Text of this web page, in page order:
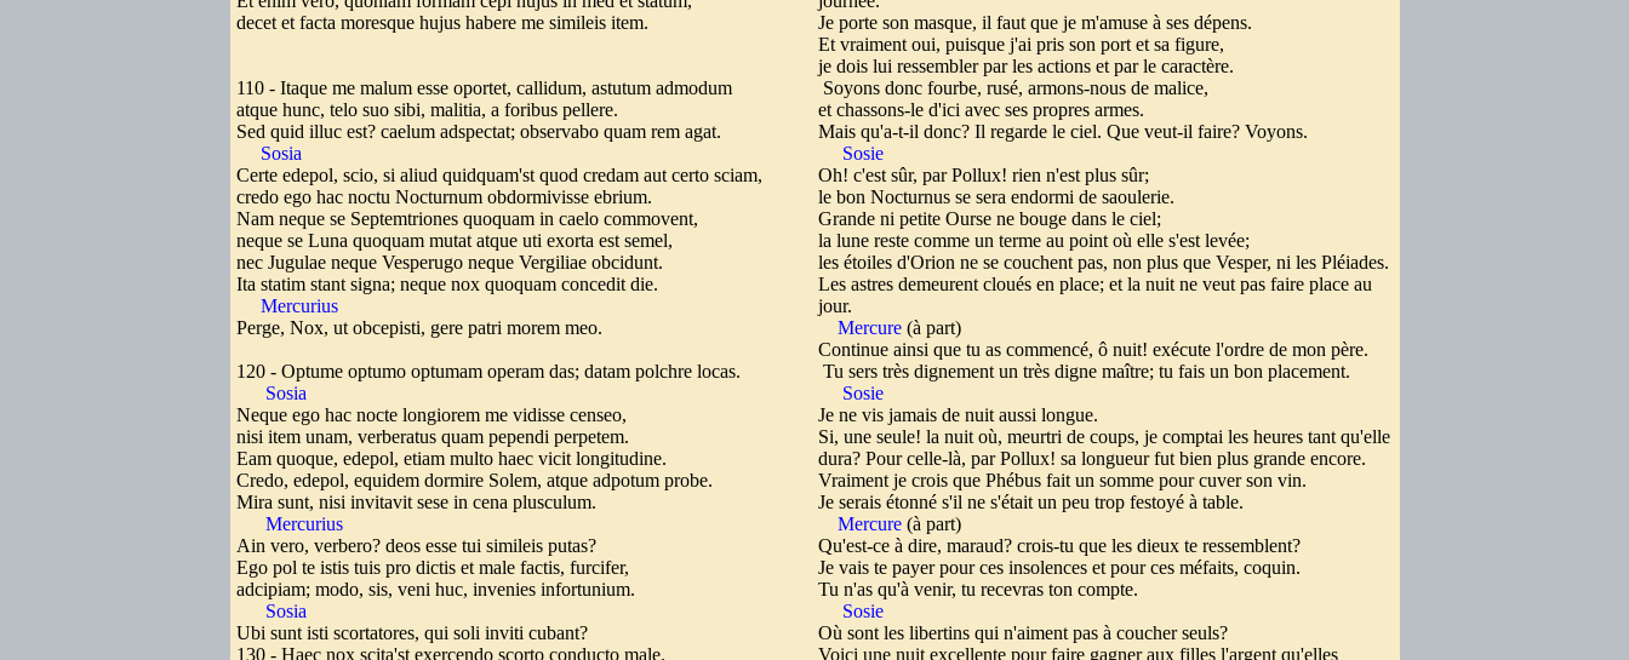
decet et facta moresque hujus habere me simileis item.
Je porte son masque, il faut que je m'amuse à ses dépens.
Et vraiment oui, puisque j'ai pris son port et sa figure,
je dois lui ressembler par les actions et par le caractère.
110 - Itaque me malum esse oportet, callidum, astutum admodum
atque hunc, telo suo sibi, malitia, a foribus pellere.
Sed quid illuc est? caelum adspectat; observabo quam rem agat.
Sosia
Certe edepol, scio, si aliud quidquam'st quod credam aut certo sciam,
credo ego hac noctu Nocturnum obdormivisse ebrium.
Nam neque se Septemtriones quoquam in caelo commovent,
neque se Luna quoquam mutat atque uti exorta est semel,
nec Jugulae neque Vesperugo neque Vergiliae obcidunt.
Ita statim stant signa; neque nox quoquam concedit die.
Mercurius
Perge, Nox, ut obcepisti, gere patri morem meo.
Soyons donc fourbe, rusé, armons-nous de malice,
et chassons-le d'ici avec ses propres armes.
Mais qu'a-t-il donc? Il regarde le ciel. Que veut-il faire? Voyons.
Sosie
Oh! c'est sûr, par Pollux! rien n'est plus sûr;
le bon Nocturnus se sera endormi de saoulerie.
Grande ni petite Ourse ne bouge dans le ciel;
la lune reste comme un terme au point où elle s'est levée;
les étoiles d'Orion ne se couchent pas, non plus que Vesper, ni les Pléiades.
Les astres demeurent cloués en place; et la nuit ne veut pas faire place au
jour.
Mercure(à part)
Continue ainsi que tu as commencé, ô nuit! exécute l'ordre de mon père.
120 - Optume optumo optumam operam das; datam polchre locas.
Sosia
Neque ego hac nocte longiorem me vidisse censeo,
nisi item unam, verberatus quam pependi perpetem.
Eam quoque, edepol, etiam multo haec vicit longitudine.
Credo, edepol, equidem dormire Solem, atque adpotum probe.
Mira sunt, nisi invitavit sese in cena plusculum.
Mercurius
Ain vero, verbero? deos esse tui simileis putas?
Ego pol te istis tuis pro dictis et male factis, furcifer,
adcipiam; modo, sis, veni huc, invenies infortunium.
Sosia
Ubi sunt isti scortatores, qui soli inviti cubant?
Tu sers très dignement un très digne maître; tu fais un bon placement.
Sosie
Je ne vis jamais de nuit aussi longue.
Si, une seule! la nuit où, meurtri de coups, je comptai les heures tant qu'elle
dura? Pour celle-là, par Pollux! sa longueur fut bien plus grande encore.
Vraiment je crois que Phébus fait un somme pour cuver son vin.
Je serais étonné s'il ne s'était un peu trop festoyé à table.
Mercure(à part)
Qu'est-ce à dire, maraud? crois-tu que les dieux te ressemblent?
Je vais te payer pour ces insolences et pour ces méfaits, coquin.
Tu n'as qu'à venir, tu recevras ton compte.
Sosie
Où sont les libertins qui n'aiment pas à coucher seuls?
130 - Haec nox scita'st exercendo scorto conducto male.
Voici une nuit excellente pour faire gagner aux filles l'argent qu'elles